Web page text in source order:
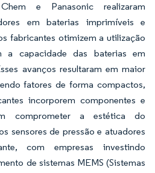
e Panasonic realizaram
em baterias imprimíveis e
fabricantes otimizem a utilização
a capacidade das baterias em
avanços resultaram em maior
fatores de forma compactos,
incorporem componentes e
comprometer a estética do
sensores de pressão e atuadores
com empresas investindo
de sistemas MEMS (Sistemas